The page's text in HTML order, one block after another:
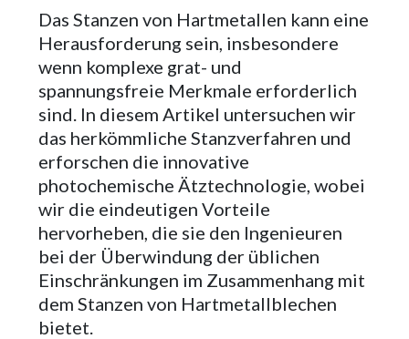
Das Stanzen von Hartmetallen kann eine
Herausforderung sein, insbesondere
wenn komplexe grat- und
spannungsfreie Merkmale erforderlich
sind. In diesem Artikel untersuchen wir
das herkömmliche Stanzverfahren und
erforschen die innovative
photochemische Ätztechnologie, wobei
wir die eindeutigen Vorteile
hervorheben, die sie den Ingenieuren
bei der Überwindung der üblichen
Einschränkungen im Zusammenhang mit
dem Stanzen von Hartmetallblechen
bietet.